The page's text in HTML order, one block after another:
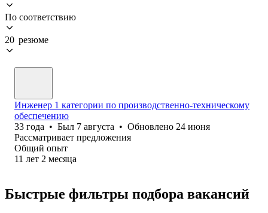
По соответствию
20 резюме
Инженер 1 категории по производственно-техническому
обеспечению
33 года • Был 7 августа • Обновлено 24 июня
Рассматривает предложения
Общий опыт
11 лет 2 месяца
Быстрые фильтры подбора вакансий